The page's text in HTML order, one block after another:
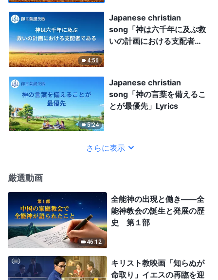
4:56
Japanese christian
song「神は六千年に及ぶ救
いの計画における支配者で
5:24
Japanese christian
song「神の言葉を備えるこ
とが最優先」Lyrics
さらに表示
厳選動画
46:12
全能神の出現と働き——全
能神教会の誕生と発展の歴
史 第１部
キリスト教映画「知らぬが
命取り」イエスの再臨を迎